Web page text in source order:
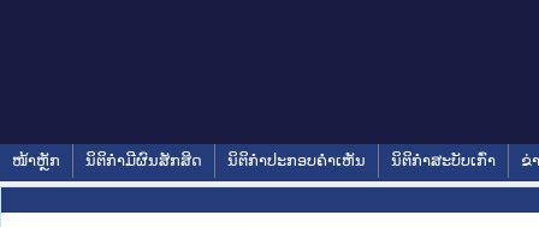
ໜ້າຫຼັກ ນິຕິກໍາມີຜົນສັກສິດ ນິຕິກໍາປະກອບຄໍາເຫັນ ນິຕິກໍາສະບັບເກົ່າ ຂ່